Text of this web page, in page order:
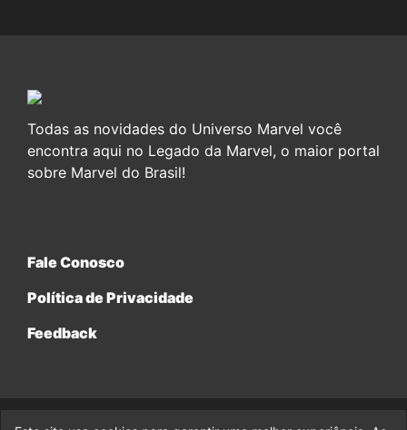
Todas as novidades do Universo Marvel você
encontra aqui no Legado da Marvel, o maior portal
sobre Marvel do Brasil!
Fale Conosco
Política de Privacidade
Feedback